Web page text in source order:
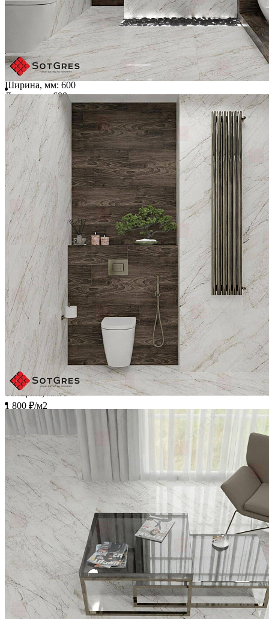
-35%
CARRARA WHITE /60х60/ белый глянцевый керамический
гранит под мрамор
Ширина, мм: 600
Длина, мм: 600
Толщина, мм:
1 500 ₽/м2
2 310 ₽/м2
Купить
В избранное
В избранном
Сравнить
-31%
CLASSIC STATURIO /60х60/ белый глянцевый керамический
гранит под мрамор
Ширина, мм: 600
Длина, мм: 600
Толщина, мм: 9
1 800 ₽/м2
2 600 ₽/м2
Купить
В избранное
В избранном
Сравнить